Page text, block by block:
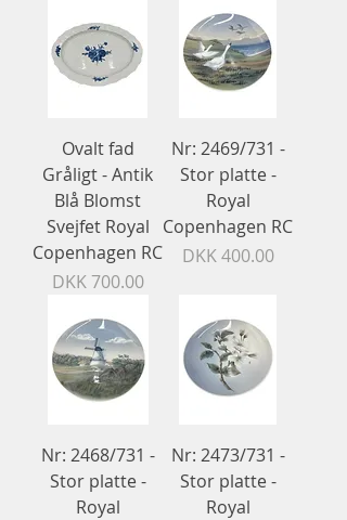
Ovalt fad
Gråligt - Antik
Blå Blomst
Svejfet Royal
Copenhagen RC
Price
DKK 700.00
Nr: 2469/731 -
Stor platte -
Royal
Copenhagen RC
Price
DKK 400.00
Nr: 2468/731 -
Stor platte -
Royal
Nr: 2473/731 -
Stor platte -
Royal